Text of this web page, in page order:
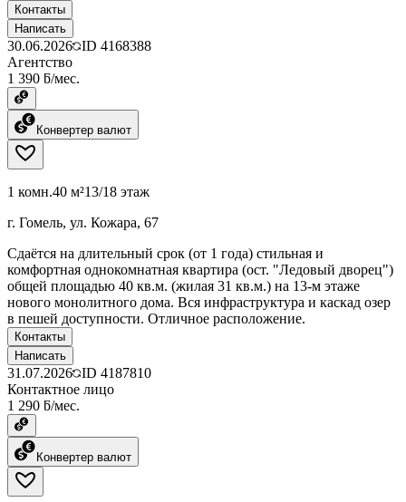
Контакты
Написать
30.06.2026 ID 4168388
Агентство
1 390 ƃ/мес.
Конвертер валют
1 комн.40 м²13/18 этаж
г. Гомель, ул. Кожара, 67
Сдаётся на длительный срок (от 1 года) стильная и
комфортная однокомнатная квартира (ост. "Ледовый дворец")
общей площадью 40 кв.м. (жилая 31 кв.м.) на 13-м этаже
нового монолитного дома. Вся инфраструктура и каскад озер
в пешей доступности. Отличное расположение.
Контакты
Написать
31.07.2026 ID 4187810
Контактное лицо
1 290 ƃ/мес.
Конвертер валют